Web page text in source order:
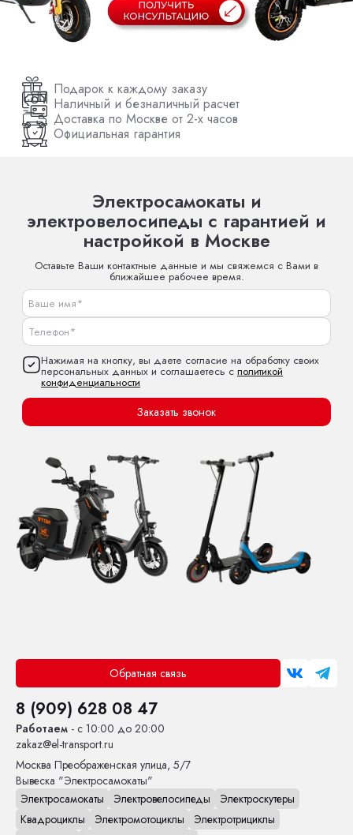
Подарок к каждому заказу
Наличный и безналичный расчет
Доставка по Москве от 2-х часов
Официальная гарантия
Электросамокаты и
электровелосипеды с гарантией и
настройкой в Москве
Оставьте Ваши контактные данные и мы свяжемся с Вами в
ближайшее рабочее время.
Нажимая на кнопку, вы даете согласие на обработку своих
персональных данных и соглашаетесь с политикой
конфиденциальности
Заказать звонок
Обратная связь
8 (909) 628 08 47
Работаем - с 10:00 до 20:00
zakaz@el-transport.ru
Москва Преображенская улица, 5/7
Вывеска "Электросамокаты"
Электросамокаты
Электровелосипеды
Электроскутеры
Квадроциклы
Электромотоциклы
Электротрициклы